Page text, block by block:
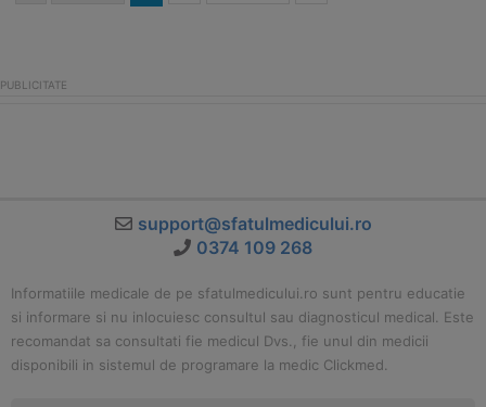
support@sfatulmedicului.ro
0374 109 268
Informatiile medicale de pe sfatulmedicului.ro sunt pentru educatie
si informare si nu inlocuiesc consultul sau diagnosticul medical. Este
recomandat sa consultati fie medicul Dvs., fie unul din medicii
disponibili in sistemul de programare la medic Clickmed.